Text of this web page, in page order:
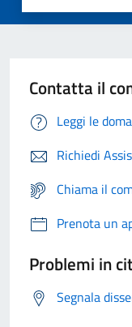
Contatta il
Leggi le
Richiedi
Chiama il
Prenota un
Problemi in
Segnala